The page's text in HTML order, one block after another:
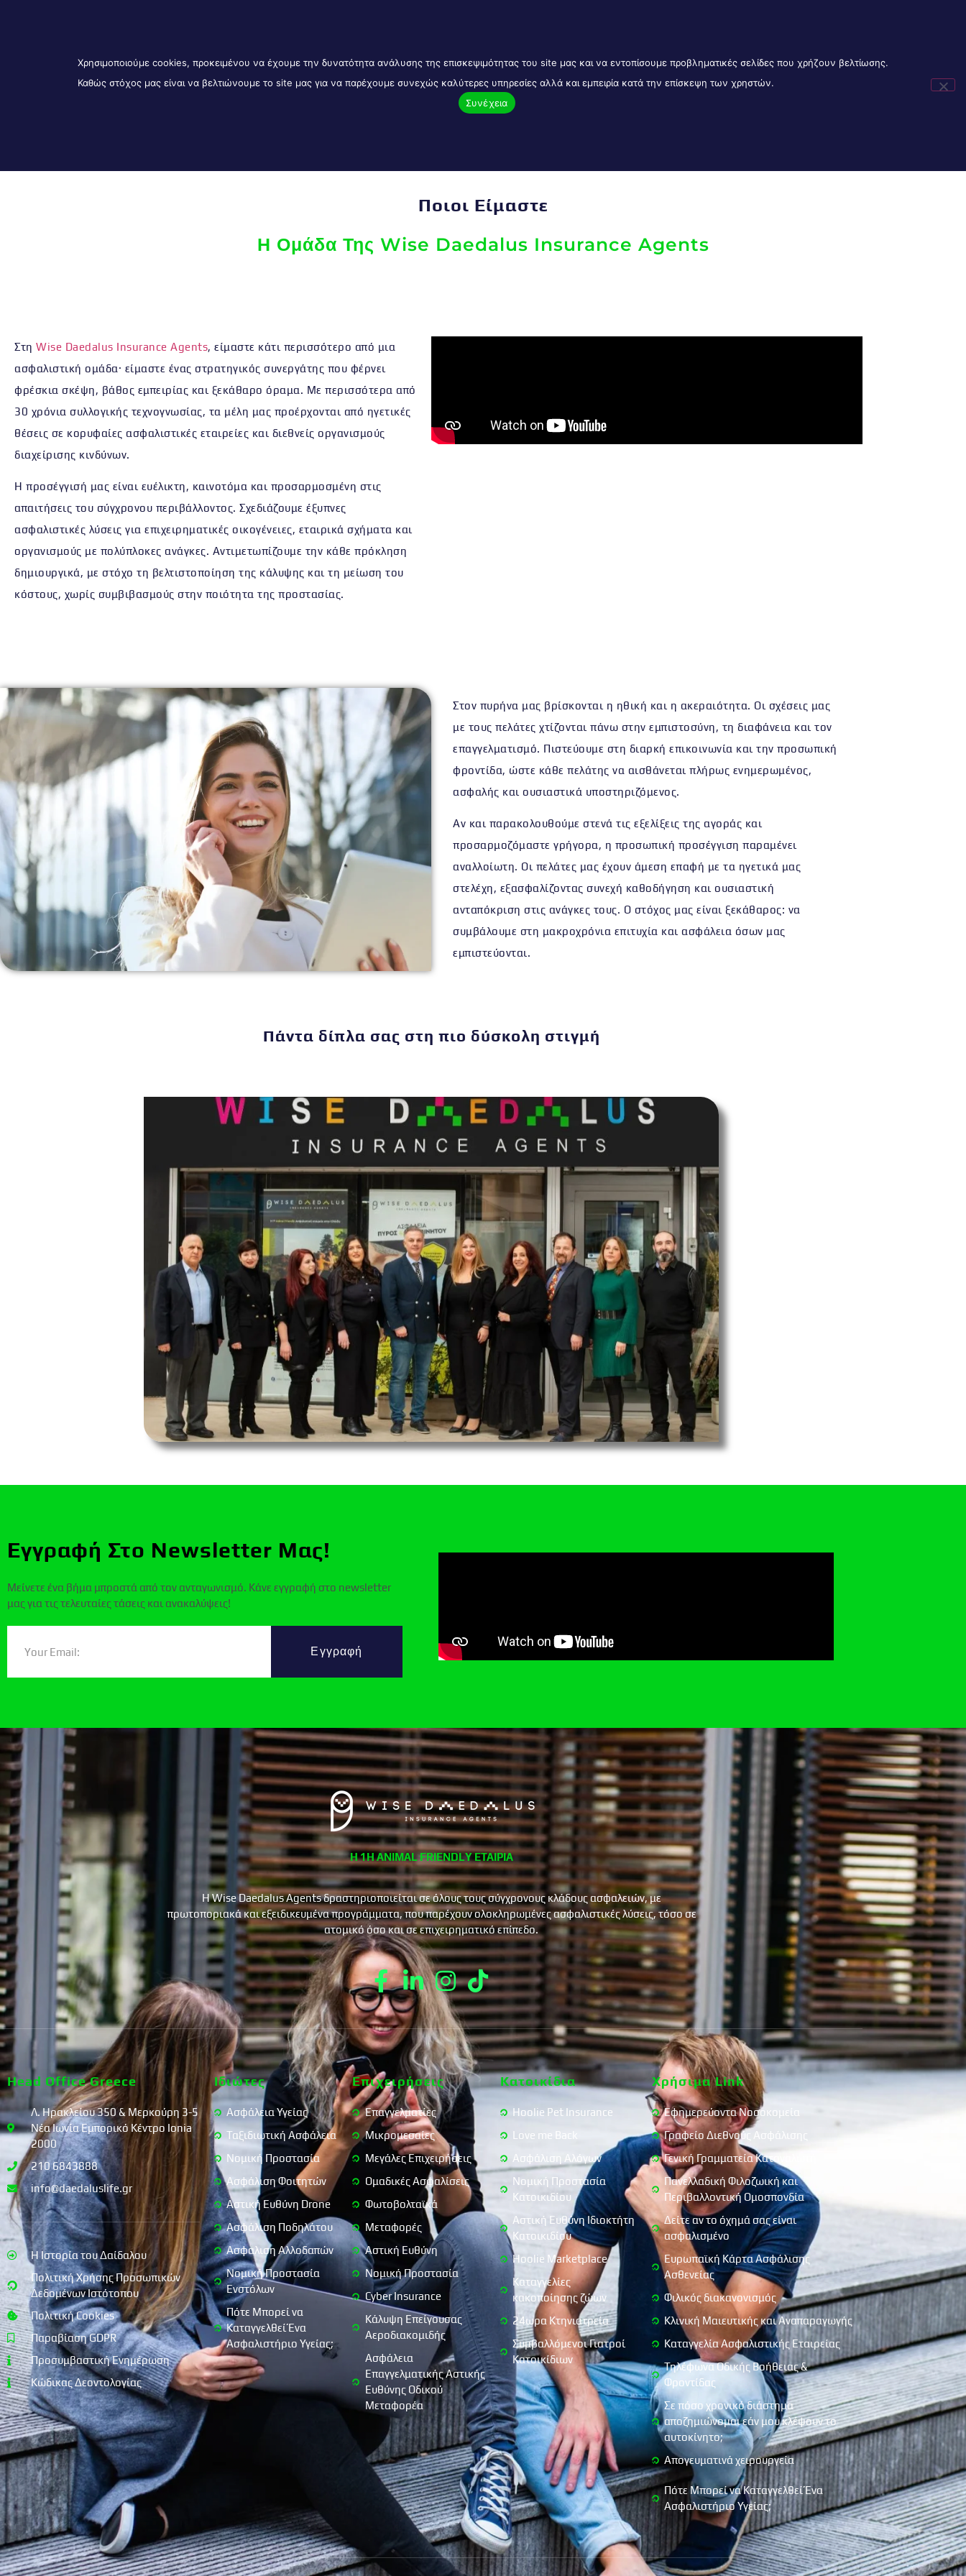
DIGITAL BANKS
Ποιοι Είμαστε
Η Ομάδα Της Wise Daedalus Insurance Agents
Στη Wise Daedalus Insurance Agents, είμαστε κάτι περισσότερο από μια
ασφαλιστική ομάδα· είμαστε ένας στρατηγικός συνεργάτης που φέρνει
φρέσκια σκέψη, βάθος εμπειρίας και ξεκάθαρο όραμα. Με περισσότερα από
30 χρόνια συλλογικής τεχνογνωσίας, τα μέλη μας προέρχονται από ηγετικές
θέσεις σε κορυφαίες ασφαλιστικές εταιρείες και διεθνείς οργανισμούς
διαχείρισης κινδύνων.
Η προσέγγισή μας είναι ευέλικτη, καινοτόμα και προσαρμοσμένη στις
απαιτήσεις του σύγχρονου περιβάλλοντος. Σχεδιάζουμε έξυπνες
ασφαλιστικές λύσεις για επιχειρηματικές οικογένειες, εταιρικά σχήματα και
οργανισμούς με πολύπλοκες ανάγκες. Αντιμετωπίζουμε την κάθε πρόκληση
δημιουργικά, με στόχο τη βελτιστοποίηση της κάλυψης και τη μείωση του
κόστους, χωρίς συμβιβασμούς στην ποιότητα της προστασίας.
Στον πυρήνα μας βρίσκονται η ηθική και η ακεραιότητα. Οι σχέσεις μας
με τους πελάτες χτίζονται πάνω στην εμπιστοσύνη, τη διαφάνεια και τον
επαγγελματισμό. Πιστεύουμε στη διαρκή επικοινωνία και την προσωπική
φροντίδα, ώστε κάθε πελάτης να αισθάνεται πλήρως ενημερωμένος,
ασφαλής και ουσιαστικά υποστηριζόμενος.
Αν και παρακολουθούμε στενά τις εξελίξεις της αγοράς και
προσαρμοζόμαστε γρήγορα, η προσωπική προσέγγιση παραμένει
αναλλοίωτη. Οι πελάτες μας έχουν άμεση επαφή με τα ηγετικά μας
στελέχη, εξασφαλίζοντας συνεχή καθοδήγηση και ουσιαστική
ανταπόκριση στις ανάγκες τους. Ο στόχος μας είναι ξεκάθαρος: να
συμβάλουμε στη μακροχρόνια επιτυχία και ασφάλεια όσων μας
εμπιστεύονται .
Πάντα δίπλα σας στη πιο δύσκολη στιγμή
Εγγραφή Στο Newsletter Μας!
Μείνετε ένα βήμα μπροστά από τον ανταγωνισμό. Κάνε εγγραφή στο newsletter
μας για τις τελευταίες τάσεις και ανακαλύψεις!
Εγγραφή
Η 1Η ANIMAL FRIENDLY ΕΤΑΙΡΙΑ
Η Wise Daedalus Agents δραστηριοποιείται σε όλους τους σύγχρονους κλάδους ασφαλειών, με
πρωτοποριακά και εξειδικευμένα προγράμματα, που παρέχουν ολοκληρωμένες ασφαλιστικές λύσεις, τόσο σε
ατομικό όσο και σε επιχειρηματικό επίπεδο.
Head Office Greece
Λ. Ηρακλείου 350 & Μερκούρη 3-5
Νέα Ιωνία Εμπορικό Κέντρο Ionia
2000
210 6843888
info@daedaluslife.gr
Η Ιστορία του Δαίδαλου
Πολιτική Χρήσης Προσωπικών
Δεδομένων Ιστότοπου
Πολιτική Cookies
Παραβίαση GDPR
Προσυμβαστική Ενημέρωση
Κώδικας Δεοντολογίας
Ιδιώτες
Ασφάλεια Υγείας
Ταξιδιωτική Ασφάλεια
Νομική Προστασία
Ασφάλιση Φοιτητών
Αστική Ευθύνη Drone
Ασφάλιση Ποδηλάτου
Ασφαλιση Αλλοδαπών
Νομική Προστασία
Ενστόλων
Πότε Μπορεί να
Καταγγελθεί Ένα
Ασφαλιστήριο Υγείας;
Επιχειρήσεις
Επαγγελματίες
Μικρομεσαίες
Μεγάλες Επιχειρήσεις
Ομαδικές Ασφαλίσεις
Φωτοβολταϊκά
Μεταφορές
Αστική Ευθύνη
Νομική Προστασία
Cyber Insurance
Κάλυψη Επείγουσας
Αεροδιακομιδής
Ασφάλεια
Επαγγελματικής Αστικής
Ευθύνης Οδικού
Μεταφορέα
Κατοικίδια
Hoolie Pet Insurance
Love me Back
Ασφάλιση Αλόγων
Νομική Προστασία
Κατοικιδίου
Αστική Ευθύνη Ιδιοκτήτη
Κατοικιδίου
Hoolie Marketplace
Καταγγελίες
κακοποίησης ζώων
24ωρα Κτηνιατρεία
Συμβαλλόμενοι Γιατροί
Κατοικίδιων
Χρήσιμα Link
Εφημερεύοντα Νοσοκομεία
Γραφείο Διεθνούς Ασφάλισης
Γενική Γραμματεία Καταναλωτή
Πανελλαδική Φιλοζωική και
Περιβαλλοντική Ομοσπονδία
Δείτε αν το όχημά σας είναι
ασφαλισμένο
Ευρωπαϊκή Κάρτα Ασφάλισης
Ασθενείας
Φιλικός διακανονισμός
Κλινική Μαιευτικής και Αναπαραγωγής
Καταγγελία Ασφαλιστικής Εταιρείας
Τηλέφωνα Οδικής Βοήθειας &
Φροντίδας
Σε πόσο χρονικό διάστημα
αποζημιώνομαι εάν μου κλέψουν το
αυτοκίνητο;
Απογευματινά χειρουργεία
Πότε Μπορεί να Καταγγελθεί Ένα
Ασφαλιστήριο Υγείας;
Χρησιμοποιούμε cookies, προκειμένου να έχουμε την δυνατότητα ανάλυσης της επισκεψιμότητας του site μας και να εντοπίσουμε προβληματικές σελίδες που χρήζουν βελτίωσης.
Καθώς στόχος μας είναι να βελτιώνουμε το site μας για να παρέχουμε συνεχώς καλύτερες υπηρεσίες αλλά και εμπειρία κατά την επίσκεψη των χρηστών.
Συνέχεια